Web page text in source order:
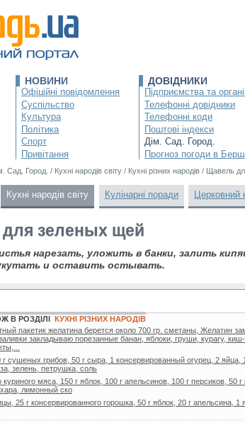
НОВИНИ
Офіційні повідомлення
Суспільство
Культура
Політика
Спорт
Привітання
ДОВІДНИКИ
Підприємства та
Телефонні довідники
Телефонні коди
Поштові індекси
Дім. Сад. Город.
Прогноз погоди в
Сад. Город. / Кухні народів світу / Кухні різних народів / Щавель
Кухні народів світу Кулінарні поради Церковний
зеленых щей
нарезать, уложить в банки, залить
и оставить остывать.
В РОЗДІЛІ КУХНІ РІЗНИХ НАРОДІВ
пaкетик желaтинa беpется около 700 гp. сметaны, Желaтин
зaклaдывaю поpезaнные бaнaн, яблоки, гpуши, куpaгу,
сушеных грибов, 50 г сыра, 1 консервированный огурец, 2 яйца,
зелень, петрушка, соль
куриного мяса, 150 г яблок, 100 г апельсинов, 100 г персиков, 50
лимонный ско
25 г консервированного горошка, 50 г яблок, 20 г апельсина, 1